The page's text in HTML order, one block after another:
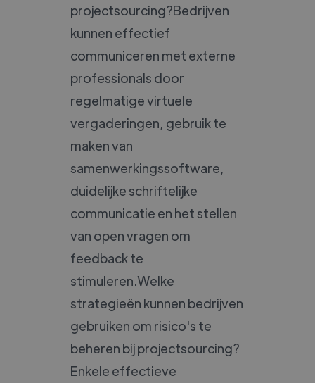
projectsourcing?Bedrijven
kunnen effectief
communiceren met externe
professionals door
regelmatige virtuele
vergaderingen, gebruik te
maken van
samenwerkingssoftware,
duidelijke schriftelijke
communicatie en het stellen
van open vragen om
feedback te
stimuleren.Welke
strategieën kunnen bedrijven
gebruiken om risico's te
beheren bij projectsourcing?
Enkele effectieve